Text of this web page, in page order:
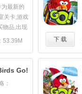
的挑
的踪
鸟蛋！
最新的
关卡,游戏
物品,出现
! 《愤怒
的中文
新玩法，
摧毁猪
53.39M 下 载
Go!
：